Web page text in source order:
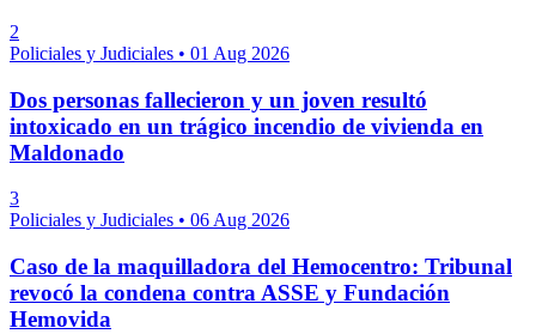
2
Policiales y Judiciales • 01 Aug 2026
Dos personas fallecieron y un joven resultó
intoxicado en un trágico incendio de vivienda en
Maldonado
3
Policiales y Judiciales • 06 Aug 2026
Caso de la maquilladora del Hemocentro: Tribunal
revocó la condena contra ASSE y Fundación
Hemovida